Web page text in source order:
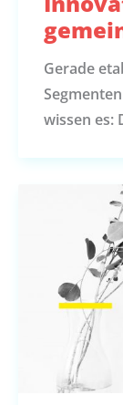
Gerade
wissen es: